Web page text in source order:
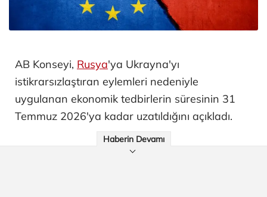
AB Konseyi, Rusya'ya Ukrayna'yı
istikrarsızlaştıran eylemleri nedeniyle
uygulanan ekonomik tedbirlerin süresinin 31
Temmuz 2026'ya kadar uzatıldığını açıkladı.
Haberin Devamı